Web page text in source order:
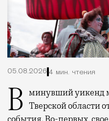
05.08.2026 4 мин. чтения
В минувший уикенд маленькая Старица в Тверской области